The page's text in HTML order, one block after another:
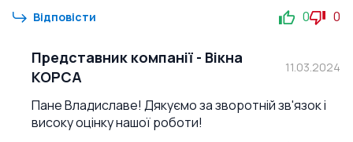
Відповісти 0 0
Представник компанії - Вікна
КОРСА
11.03.2024
Пане Владиславе! Дякуємо за зворотній зв'язок і
високу оцінку нашої роботи!